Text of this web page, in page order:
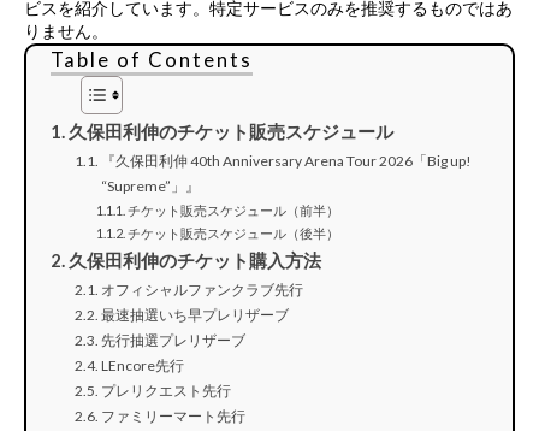
ビスを紹介しています。特定サービスのみを推奨するものではあ
りません。
Table of Contents
久保田利伸のチケット販売スケジュール
『久保田利伸 40th Anniversary Arena Tour 2026「Big up!
“Supreme”」』
チケット販売スケジュール（前半）
チケット販売スケジュール（後半）
久保田利伸のチケット購入方法
オフィシャルファンクラブ先行
最速抽選いち早プレリザーブ
先行抽選プレリザーブ
LEncore先行
プレリクエスト先行
ファミリーマート先行